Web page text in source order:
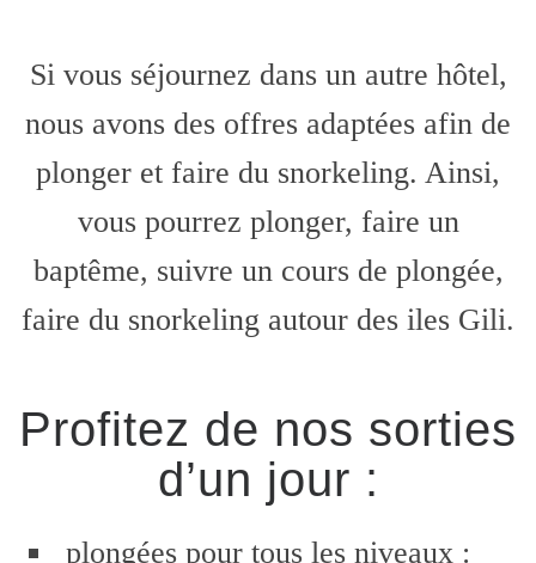
Si vous séjournez dans un autre hôtel,
nous avons des offres adaptées afin de
plonger et faire du snorkeling. Ainsi,
vous pourrez plonger, faire un
baptême, suivre un cours de plongée,
faire du snorkeling autour des iles Gili.
Profitez de nos sorties
d’un jour :
plongées pour tous les niveaux :